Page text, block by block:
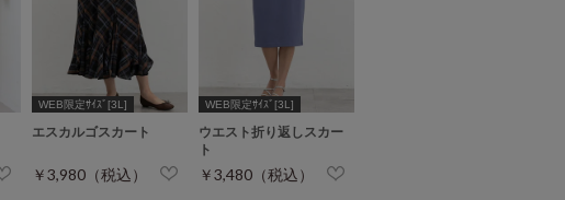
WEB限定ｻｲｽﾞ[3L]
エスカルゴスカート
￥3,980（税込）
WEB限定ｻｲｽﾞ[3L]
ウエスト折り返しスカー
ト
￥3,480（税込）